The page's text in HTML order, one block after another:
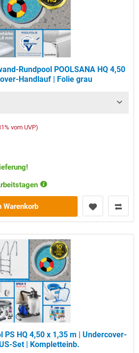
Rundpool POOLSANA HQ 4,50
Handlauf | Folie grau
vom UVP)
Warenkorb
PS HQ 4,50 x 1,35 m | Undercover-
Set | Kompletteinb.